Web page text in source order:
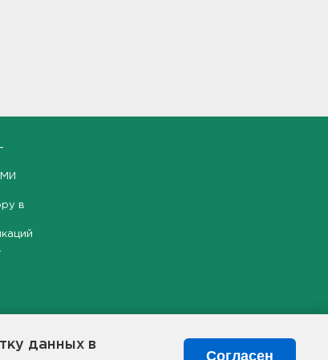
данных в
Согласен
в